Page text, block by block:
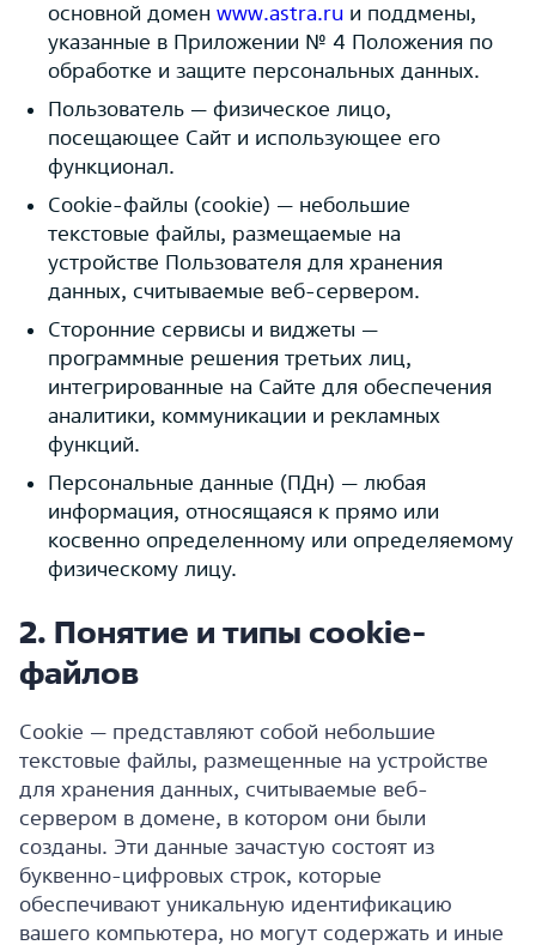
основной домен www.astra.ru и поддмены,
указанные в Приложении № 4 Положения по
обработке и защите персональных данных.
Пользователь — физическое лицо,
посещающее Сайт и использующее его
функционал.
Cookie-файлы (cookie) — небольшие
текстовые файлы, размещаемые на
устройстве Пользователя для хранения
данных, считываемые веб-сервером.
Сторонние сервисы и виджеты —
программные решения третьих лиц,
интегрированные на Сайте для обеспечения
аналитики, коммуникации и рекламных
функций.
Персональные данные (ПДн) — любая
информация, относящаяся к прямо или
косвенно определенному или определяемому
физическому лицу.
2. Понятие и типы cookie-
файлов
Cookie — представляют собой небольшие
текстовые файлы, размещенные на устройстве
для хранения данных, считываемые веб-
сервером в домене, в котором они были
созданы. Эти данные зачастую состоят из
буквенно-цифровых строк, которые
обеспечивают уникальную идентификацию
вашего компьютера, но могут содержать и иные